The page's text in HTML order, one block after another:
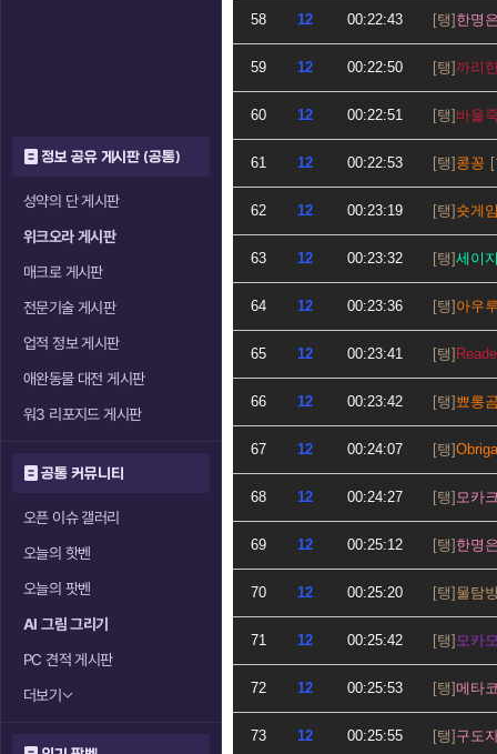
정보 공유 게시판 (공통)
성약의 단 게시판
위크오라 게시판
매크로 게시판
전문기술 게시판
업적 정보 게시판
애완동물 대전 게시판
워3 리포지드 게시판
공통 커뮤니티
오픈 이슈 갤러리
오늘의 핫벤
오늘의 팟벤
AI 그림 그리기
PC 견적 게시판
더보기
58 12 00:22:43 한명
59 12 00:22:50 까리
60 12 00:22:51 바울
61 12 00:22:53 콩꽁
62 12 00:23:19 숏게
63 12 00:23:32 세이
64 12 00:23:36 아우
65 12 00:23:41
66 12 00:23:42 뾰롱
67 12 00:24:07
68 12 00:24:27 모카
69 12 00:25:12 한명
70 12 00:25:20 물탐
71 12 00:25:42 모카
72 12 00:25:53 메타
73 12 00:25:55 구도